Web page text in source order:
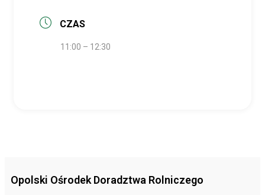
CZAS
11:00 – 12:30
Opolski Ośrodek Doradztwa Rolniczego